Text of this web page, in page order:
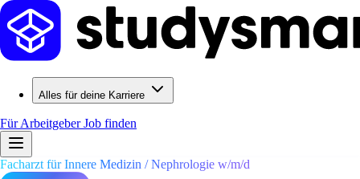
Alles für deine Karriere
Für ArbeitgeberJob finden
Facharzt für Innere Medizin / Nephrologie w/m/d